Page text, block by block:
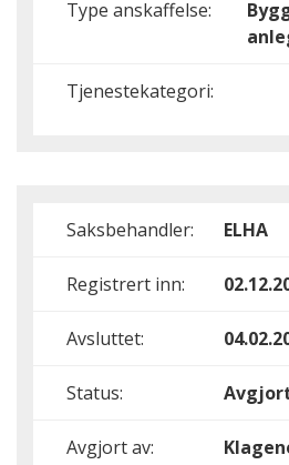
Type anskaffelse:
Tjenestekategori:
Saksbehandler: ELHA
Registrert inn:
Avsluttet:
Status:
Avgjort av: